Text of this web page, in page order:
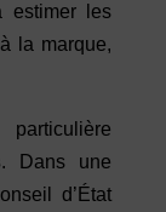
estimer les
la marque,
. Dans une
d’État